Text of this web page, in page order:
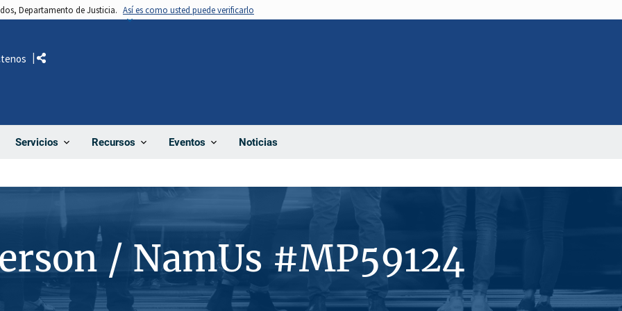
Departamento de Justicia. Así es como usted puede verificarlo
Servicios Recursos Eventos Noticias
Comparte
/ NamUs #MP59124